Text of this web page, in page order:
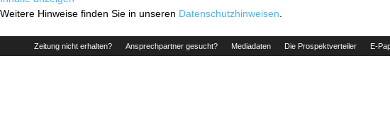
Weitere Hinweise finden Sie in unseren Datenschutzhinweisen
Zeitung nicht erhalten? Ansprechpartner gesucht? Mediadaten Die Prospektverteiler E-